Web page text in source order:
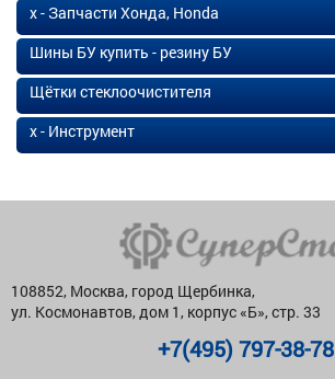
х - Запчасти Хонда, Honda
Шины БУ купить - резину БУ
Щётки стеклоочистителя
х - Инструмент
108852, Москва, город Щербинка,
ул. Космонавтов, дом 1, корпус «Б», стр. 33
+7(495) 797-38-78